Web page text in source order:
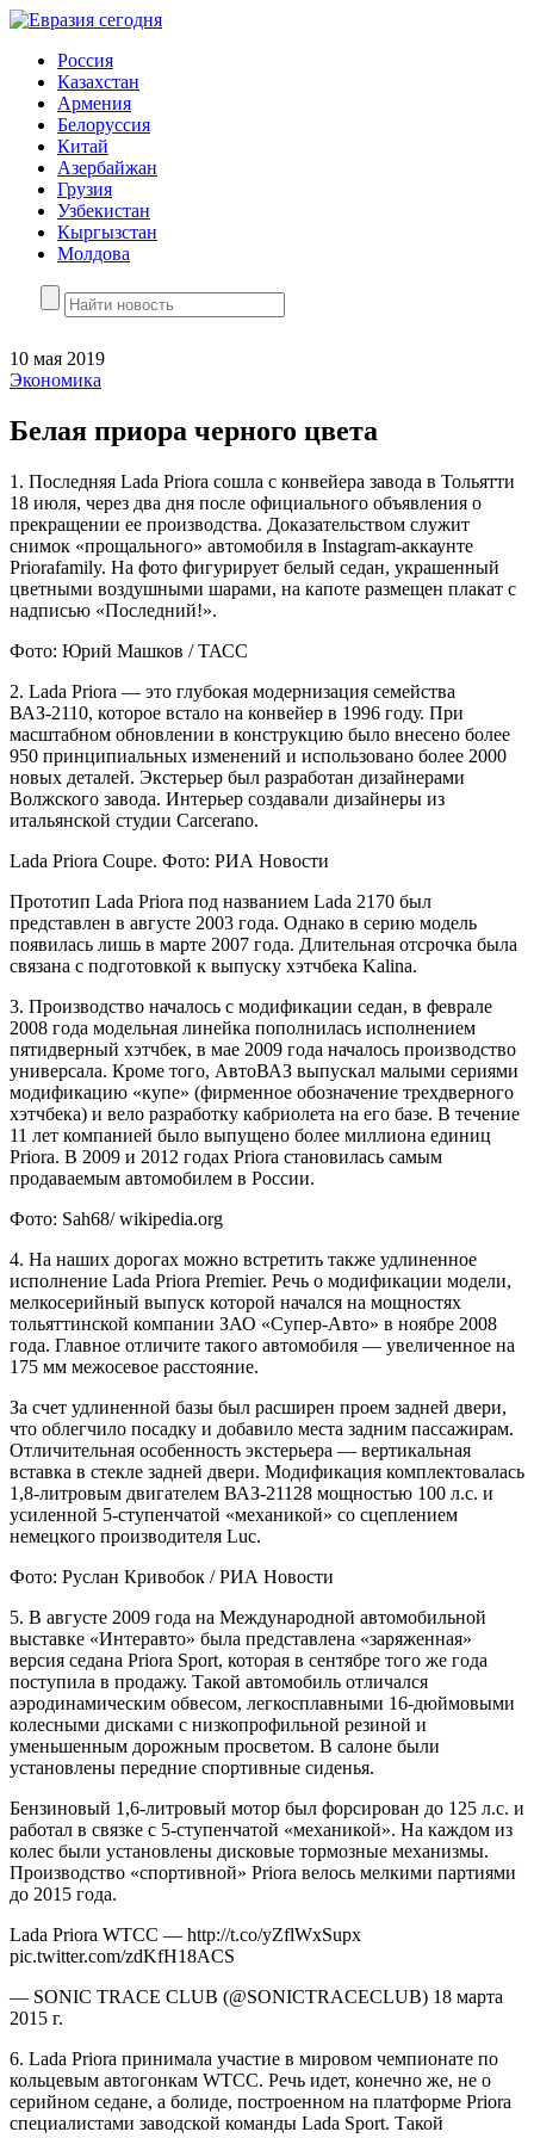
Россия
Казахстан
Армения
Белоруссия
Китай
Азербайжан
Грузия
Узбекистан
Кыргызстан
Молдова
10 мая 2019
Экономика
Белая приора черного цвета
1. Последняя Lada Priora сошла с конвейера завода в Тольятти
18 июля, через два дня после официального объявления о
прекращении ее производства. Доказательством служит
снимок «прощального» автомобиля в Instagram-аккаунте
Priorafamily. На фото фигурирует белый седан, украшенный
цветными воздушными шарами, на капоте размещен плакат с
надписью «Последний!».
Фото: Юрий Машков / ТАСС
2. Lada Priora — это глубокая модернизация семейства
ВАЗ-2110, которое встало на конвейер в 1996 году. При
масштабном обновлении в конструкцию было внесено более
950 принципиальных изменений и использовано более 2000
новых деталей. Экстерьер был разработан дизайнерами
Волжского завода. Интерьер создавали дизайнеры из
итальянской студии Carcerano.
Lada Priora Coupe. Фото: РИА Новости
Прототип Lada Priora под названием Lada 2170 был
представлен в августе 2003 года. Однако в серию модель
появилась лишь в марте 2007 года. Длительная отсрочка была
связана с подготовкой к выпуску хэтчбека Kalinа.
3. Производство началось с модификации седан, в феврале
2008 года модельная линейка пополнилась исполнением
пятидверный хэтчбек, в мае 2009 года началось производство
универсала. Кроме того, АвтоВАЗ выпускал малыми сериями
модификацию «купе» (фирменное обозначение трехдверного
хэтчбека) и вело разработку кабриолета на его базе. В течение
11 лет компанией было выпущено более миллиона единиц
Priora. В 2009 и 2012 годах Priora становилась самым
продаваемым автомобилем в России.
Фото: Sah68/ wikipedia.org
4. На наших дорогах можно встретить также удлиненное
исполнение Lada Priora Premier. Речь о модификации модели,
мелкосерийный выпуск которой начался на мощностях
тольяттинской компании ЗАО «Супер-Авто» в ноябре 2008
года. Главное отличите такого автомобиля — увеличенное на
175 мм межосевое расстояние.
За счет удлиненной базы был расширен проем задней двери,
что облегчило посадку и добавило места задним пассажирам.
Отличительная особенность экстерьера — вертикальная
вставка в стекле задней двери. Модификация комплектовалась
1,8-литровым двигателем ВАЗ-21128 мощностью 100 л.с. и
усиленной 5-ступенчатой «механикой» со сцеплением
немецкого производителя Luc.
Фото: Руслан Кривобок / РИА Новости
5. В августе 2009 года на Международной автомобильной
выставке «Интеравто» была представлена «заряженная»
версия седана Priora Sport, которая в сентябре того же года
поступила в продажу. Такой автомобиль отличался
аэродинамическим обвесом, легкосплавными 16-дюймовыми
колесными дисками с низкопрофильной резиной и
уменьшенным дорожным просветом. В салоне были
установлены передние спортивные сиденья.
Бензиновый 1,6-литровый мотор был форсирован до 125 л.с. и
работал в связке с 5-ступенчатой «механикой». На каждом из
колес были установлены дисковые тормозные механизмы.
Производство «спортивной» Priora велось мелкими партиями
до 2015 года.
Lada Priora WTCC — http://t.co/yZflWxSupx
pic.twitter.com/zdKfH18ACS
— SONIC TRACE CLUB (@SONICTRACECLUB) 18 марта
2015 г.
6. Lada Priora принимала участие в мировом чемпионате по
кольцевым автогонкам WTCC. Речь идет, конечно же, не о
серийном седане, а болиде, построенном на платформе Priora
специалистами заводской команды Lada Sport. Такой